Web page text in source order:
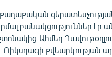
բանակցություններ
Ահմեդ
քվեարկության